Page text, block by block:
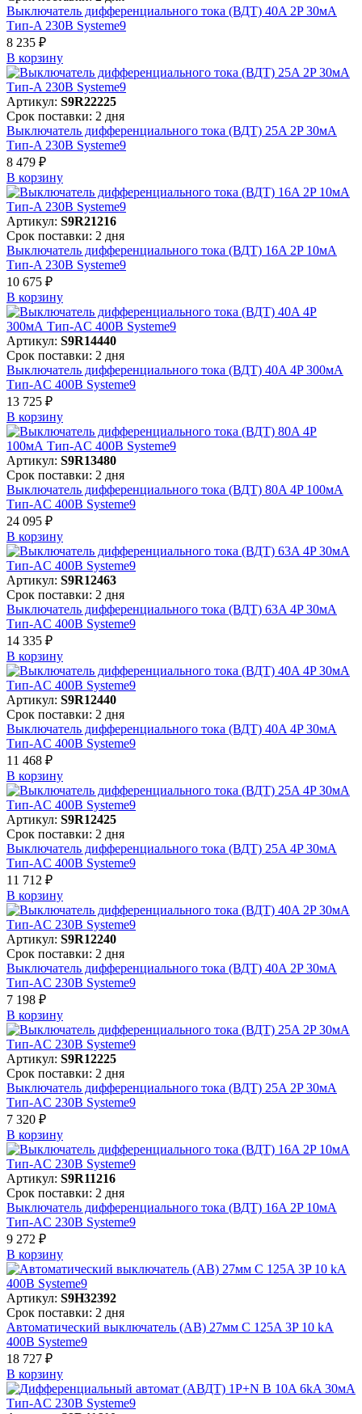
Выключатель дифференциального тока (ВДТ) 40A 2P 30мА
Тип-A 230В Systeme9
8 235 ₽
В корзинy
Артикул: S9R22225
Срок поставки: 2 дня
Выключатель дифференциального тока (ВДТ) 25A 2P 30мА
Тип-A 230В Systeme9
8 479 ₽
В корзинy
Артикул: S9R21216
Срок поставки: 2 дня
Выключатель дифференциального тока (ВДТ) 16A 2P 10мА
Тип-A 230В Systeme9
10 675 ₽
В корзинy
Артикул: S9R14440
Срок поставки: 2 дня
Выключатель дифференциального тока (ВДТ) 40A 4P 300мА
Тип-AC 400В Systeme9
13 725 ₽
В корзинy
Артикул: S9R13480
Срок поставки: 2 дня
Выключатель дифференциального тока (ВДТ) 80A 4P 100мА
Тип-AC 400В Systeme9
24 095 ₽
В корзинy
Артикул: S9R12463
Срок поставки: 2 дня
Выключатель дифференциального тока (ВДТ) 63A 4P 30мА
Тип-AC 400В Systeme9
14 335 ₽
В корзинy
Артикул: S9R12440
Срок поставки: 2 дня
Выключатель дифференциального тока (ВДТ) 40A 4P 30мА
Тип-AC 400В Systeme9
11 468 ₽
В корзинy
Артикул: S9R12425
Срок поставки: 2 дня
Выключатель дифференциального тока (ВДТ) 25A 4P 30мА
Тип-AC 400В Systeme9
11 712 ₽
В корзинy
Артикул: S9R12240
Срок поставки: 2 дня
Выключатель дифференциального тока (ВДТ) 40A 2P 30мА
Тип-AC 230В Systeme9
7 198 ₽
В корзинy
Артикул: S9R12225
Срок поставки: 2 дня
Выключатель дифференциального тока (ВДТ) 25A 2P 30мА
Тип-AC 230В Systeme9
7 320 ₽
В корзинy
Артикул: S9R11216
Срок поставки: 2 дня
Выключатель дифференциального тока (ВДТ) 16A 2P 10мА
Тип-AC 230В Systeme9
9 272 ₽
В корзинy
Артикул: S9H32392
Срок поставки: 2 дня
Автоматический выключатель (АВ) 27мм C 125A 3P 10 kA
400В Systeme9
18 727 ₽
В корзинy